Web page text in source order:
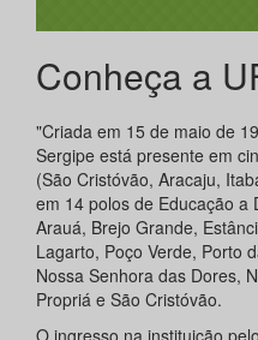
Conheça a
"Criada em 15 de maio de
Sergipe está presente em
(São Cristóvão, Aracaju,
em 14 polos de Educação a
Arauá, Brejo Grande,
Lagarto, Poço Verde, Porto
Nossa Senhora das Dores,
Propriá e São Cristóvão.